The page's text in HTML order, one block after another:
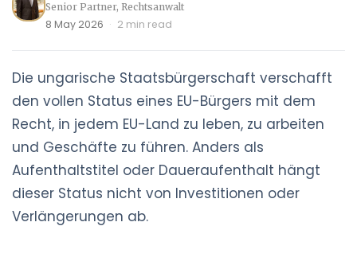
Senior Partner, Rechtsanwalt
8 May 2026 · 2 min read
Die ungarische Staatsbürgerschaft verschafft
den vollen Status eines EU-Bürgers mit dem
Recht, in jedem EU-Land zu leben, zu arbeiten
und Geschäfte zu führen. Anders als
Aufenthaltstitel oder Daueraufenthalt hängt
dieser Status nicht von Investitionen oder
Verlängerungen ab.